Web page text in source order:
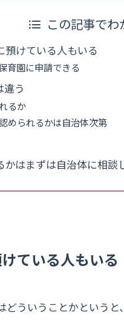
この記事でわ
預けている人もいる
育園に申請できる
違う
るか
められるかは自治体次第
はまずは自治体に相談
ている人もいる
ういうことかというと、